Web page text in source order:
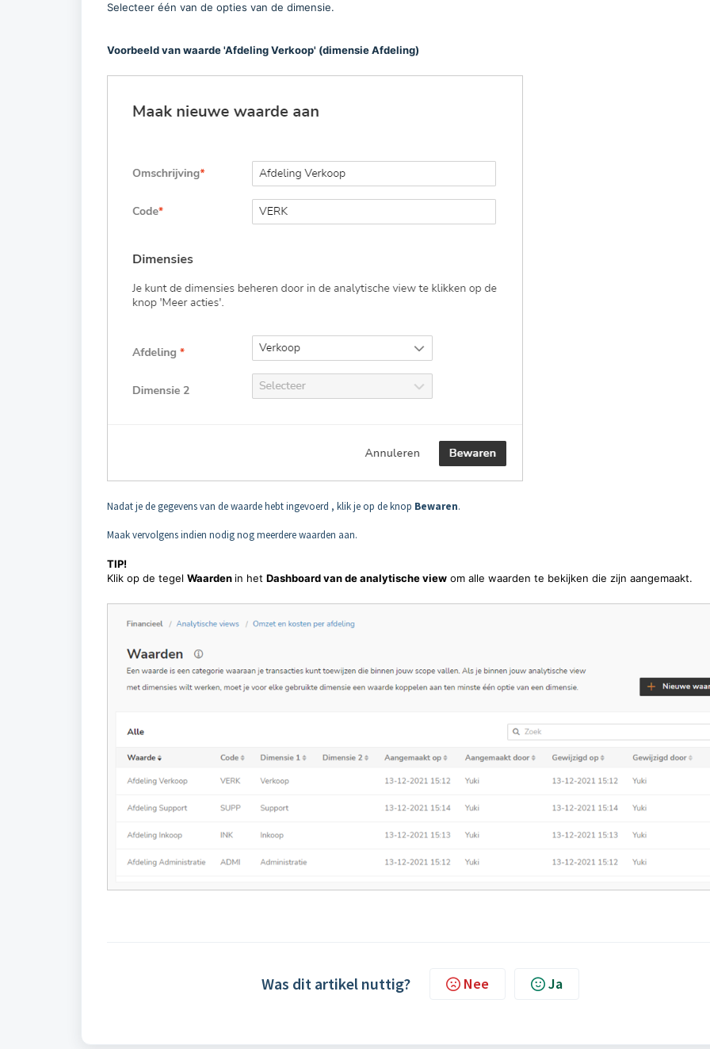
Selecteer één van de opties van de dimensie.
Voorbeeld van waarde 'Afdeling Verkoop' (dimensie Afdeling)
Nadat je de gegevens van de waarde hebt ingevoerd , klik je op de knop Bewaren.
Maak vervolgens indien nodig nog meerdere waarden aan.
TIP!
Klik op de tegel Waarden in het Dashboard van de analytische view om alle waarden te bekijken die zijn aangemaakt.
Was dit artikel nuttig? Nee Ja